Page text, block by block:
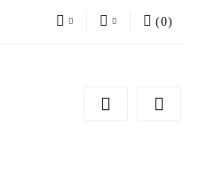
Zarejestruj się
(0)